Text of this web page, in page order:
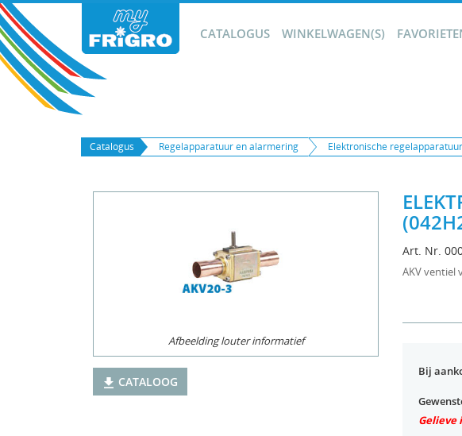
CATALOGUS WINKELWAGEN(S)
Catalogus Regelapparatuur en alarmering Elektronische regelapparatuur
Afbeelding louter informatief
CATALOOG
Art. Nr.
AKV ventiel
Bij
Gelieve